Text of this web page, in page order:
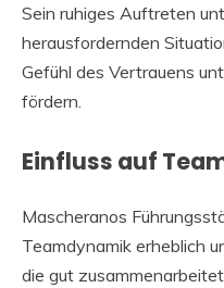
Sein ruhiges Auftreten
herausfordernden
Gefühl des Vertrauens
fördern.
Einfluss auf
Mascheranos
Teamdynamik erheblich
die gut